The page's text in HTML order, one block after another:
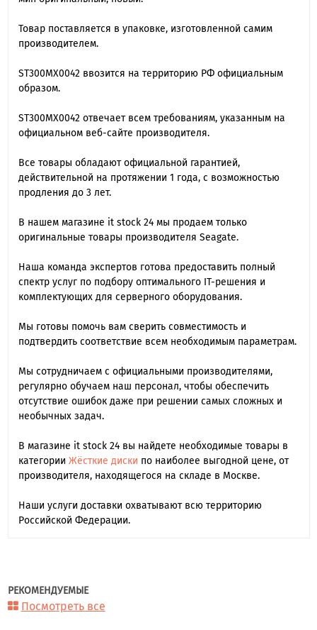
Товар поставляется в упаковке, изготовленной самим
производителем.
ST300MX0042 ввозится на территорию РФ официальным
образом.
ST300MX0042 отвечает всем требованиям, указанным на
официальном веб-сайте производителя.
Все товары обладают официальной гарантией,
действительной на протяжении 1 года, с возможностью
продления до 3 лет.
В нашем магазине it stock 24 мы продаем только
оригинальные товары производителя Seagate.
Наша команда экспертов готова предоставить полный
спектр услуг по подбору оптимального IT-решения и
комплектующих для серверного оборудования.
Мы готовы помочь вам сверить совместимость и
подтвердить соответствие всем необходимым параметрам.
Мы сотрудничаем с официальными производителями,
регулярно обучаем наш персонал, чтобы обеспечить
отсутствие ошибок даже при решении самых сложных и
необычных задач.
В магазине it stock 24 вы найдете необходимые товары в
категории Жёсткие диски по наиболее выгодной цене, от
производителя, находящегося на складе в Москве.
Наши услуги доставки охватывают всю территорию
Российской Федерации.
РЕКОМЕНДУЕМЫЕ
Посмотреть все